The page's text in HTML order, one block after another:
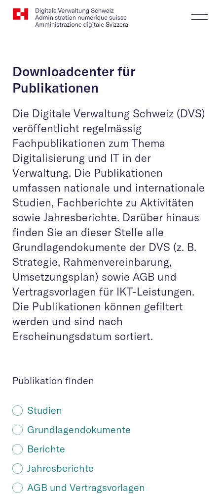
Website
Logo
Downloadcenter für
Publikationen
Die Digitale Verwaltung Schweiz (DVS)
veröffentlicht regelmässig
Fachpublikationen zum Thema
Digitalisierung und IT in der
Verwaltung. Die Publikationen
umfassen nationale und internationale
Studien, Fachberichte zu Aktivitäten
sowie Jahresberichte. Darüber hinaus
finden Sie an dieser Stelle alle
Grundlagendokumente der DVS (z. B.
Strategie, Rahmenvereinbarung,
Umsetzungsplan) sowie AGB und
Vertragsvorlagen für IKT-Leistungen.
Die Publikationen können gefiltert
werden und sind nach
Erscheinungsdatum sortiert.
Publikation finden
Studien
Grundlagendokumente
Berichte
Jahresberichte
AGB und Vertragsvorlagen